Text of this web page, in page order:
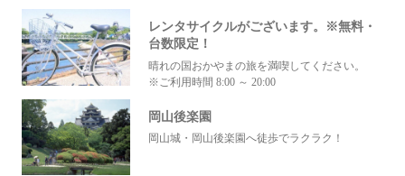
レンタサイクルがございます。※無料・
台数限定！
晴れの国おかやまの旅を満喫してください。
※ご利用時間 8:00 ～ 20:00
岡山後楽園
岡山城・岡山後楽園へ徒歩でラクラク！